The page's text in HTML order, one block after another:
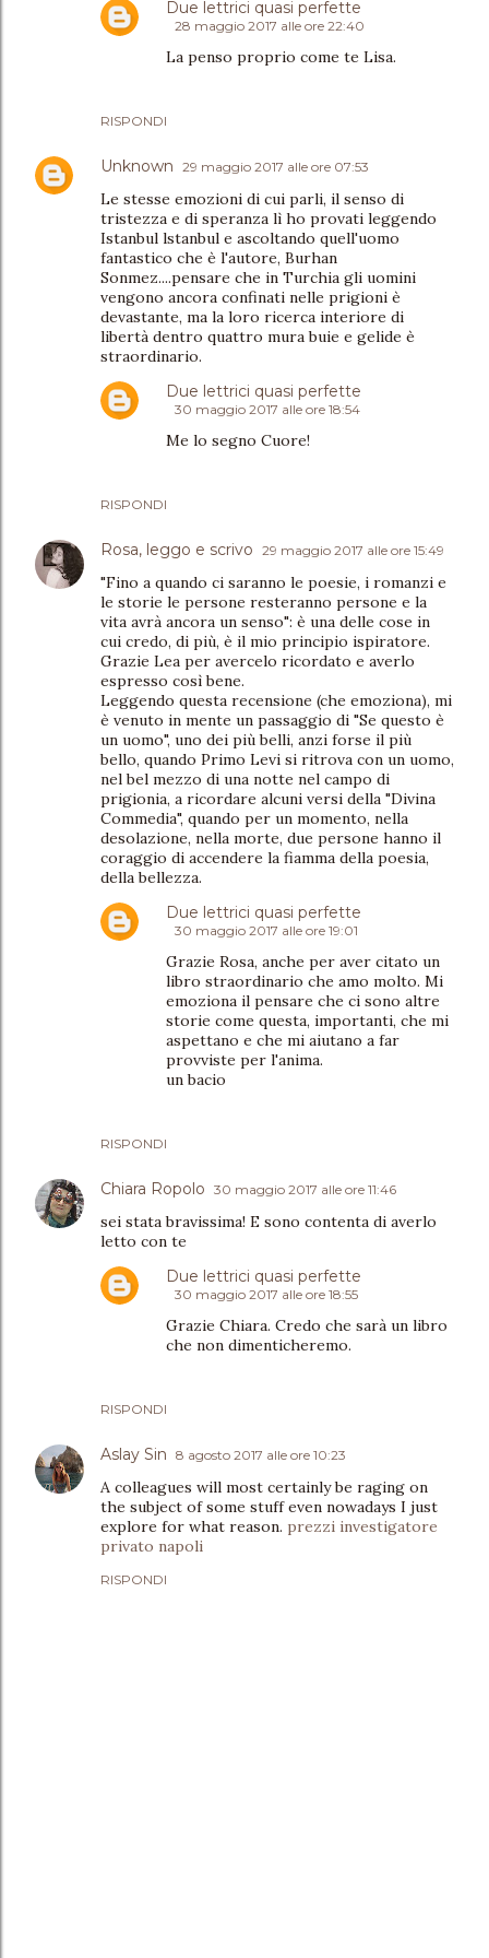
RISPONDI
Due lettrici quasi perfette
28 maggio 2017 alle ore 22:40
La penso proprio come te Lisa.
Unknown 29 maggio 2017 alle ore 07:53
Le stesse emozioni di cui parli, il senso di
tristezza e di speranza lì ho provati leggendo
Istanbul lstanbul e ascoltando quell'uomo
fantastico che è l'autore, Burhan
Sonmez....pensare che in Turchia gli uomini
vengono ancora confinati nelle prigioni è
devastante, ma la loro ricerca interiore di
libertà dentro quattro mura buie e gelide è
straordinario.
RISPONDI
Due lettrici quasi perfette
30 maggio 2017 alle ore 18:54
Me lo segno Cuore!
Rosa, leggo e scrivo 29 maggio 2017 alle ore 15:49
"Fino a quando ci saranno le poesie, i romanzi e
le storie le persone resteranno persone e la
vita avrà ancora un senso": è una delle cose in
cui credo, di più, è il mio principio ispiratore.
Grazie Lea per avercelo ricordato e averlo
espresso così bene.
Leggendo questa recensione (che emoziona), mi
è venuto in mente un passaggio di "Se questo è
un uomo", uno dei più belli, anzi forse il più
bello, quando Primo Levi si ritrova con un uomo,
nel bel mezzo di una notte nel campo di
prigionia, a ricordare alcuni versi della "Divina
Commedia", quando per un momento, nella
desolazione, nella morte, due persone hanno il
coraggio di accendere la fiamma della poesia,
della bellezza.
RISPONDI
Due lettrici quasi perfette
30 maggio 2017 alle ore 19:01
Grazie Rosa, anche per aver citato un
libro straordinario che amo molto. Mi
emoziona il pensare che ci sono altre
storie come questa, importanti, che mi
aspettano e che mi aiutano a far
provviste per l'anima.
un bacio
Chiara Ropolo 30 maggio 2017 alle ore 11:46
sei stata bravissima! E sono contenta di averlo
letto con te
RISPONDI
Due lettrici quasi perfette
30 maggio 2017 alle ore 18:55
Grazie Chiara. Credo che sarà un libro
che non dimenticheremo.
Aslay Sin 8 agosto 2017 alle ore 10:23
A colleagues will most certainly be raging on
the subject of some stuff even nowadays I just
explore for what reason. prezzi investigatore
privato napoli
RISPONDI